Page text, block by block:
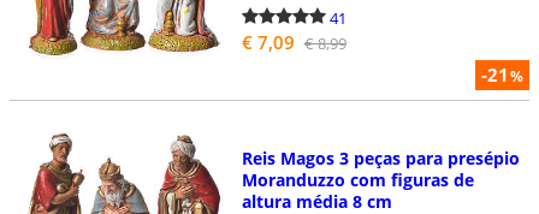
-21%
41
€ 7,09 € 8,99
Reis Magos 3 peças para presépio
Moranduzzo com figuras de
altura média 8 cm